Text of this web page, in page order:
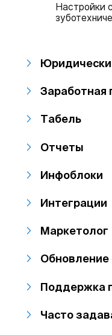
Настройки
Заработная
Табель
Отчеты
Инфоблоки
Интеграции
Маркетолог
Обновление
Поддержка
Часто